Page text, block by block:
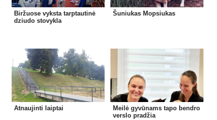
Biržuose vyksta tarptautinė
dziudo stovykla
Šuniukas Mopsiukas
Atnaujinti laiptai
Meilė gyvūnams tapo bendro
verslo pradžia